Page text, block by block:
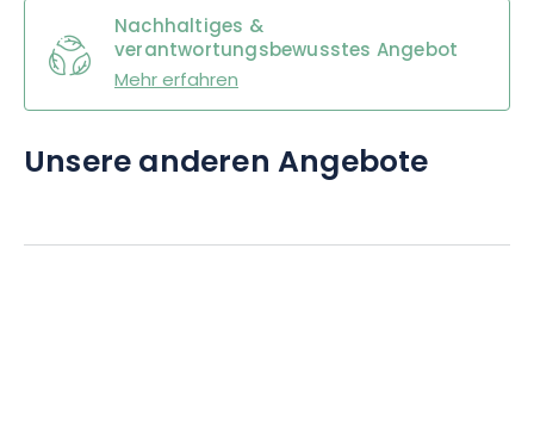
Nachhaltiges &
verantwortungsbewusstes Angebot
Mehr erfahren
Unsere anderen Angebote